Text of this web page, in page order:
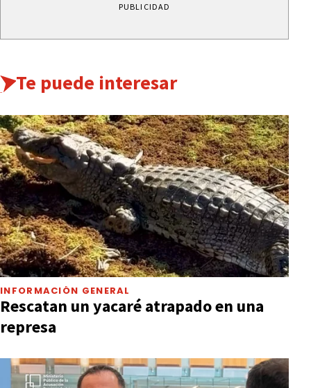
PUBLICIDAD
Te puede interesar
INFORMACIÓN GENERAL
Rescatan un yacaré atrapado en una
represa